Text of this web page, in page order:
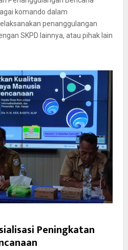
komando dalam
penanggulangan
SKPD lainnya, atau pihak lain
Peningkatan